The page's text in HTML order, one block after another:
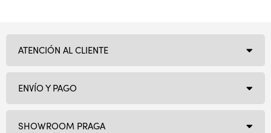
SHOWROOM PRAGA
ATENCIÓN AL CLIENTE
ENVÍO Y PAGO